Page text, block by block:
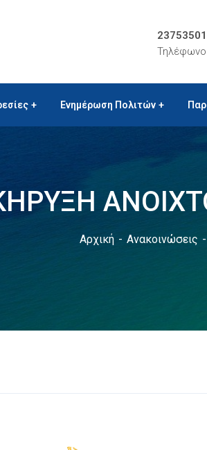
Τηλέφωνο
Ενημέρωση Πολιτών
Αρχική Ανακοινώσεις